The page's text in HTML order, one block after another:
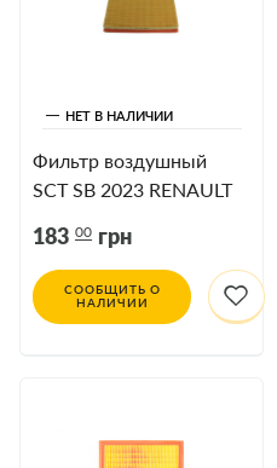
НЕТ В НАЛИЧИИ
Фильтр воздушный
SCT SB 2023 RENAULT
183 00 грн
СООБЩИТЬ О
НАЛИЧИИ